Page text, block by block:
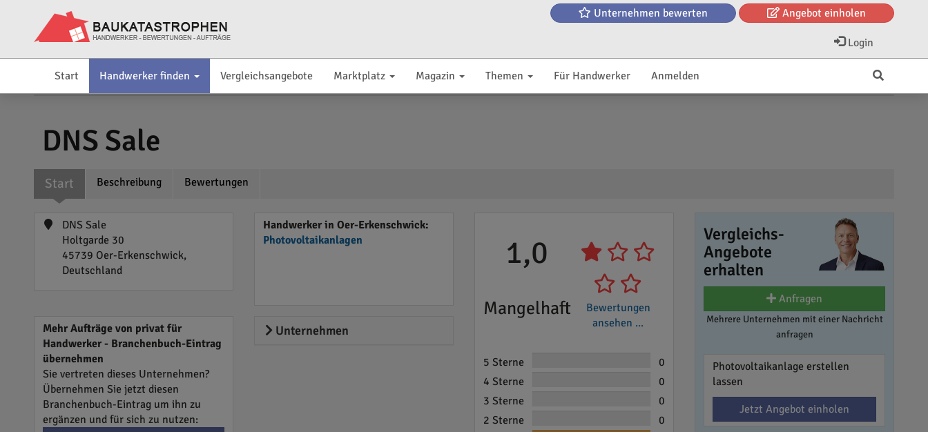
Unternehmen bewerten Angebot einholen
Login
Start Handwerker finden Vergleichsangebote Marktplatz Magazin Themen Für Handwerker Anmelden
DNS Sale
Start Beschreibung Bewertungen
DNS Sale
Holtgarde 30
45739 Oer-Erkenschwick,
Deutschland
Handwerker in Oer-Erkenschwick:
Photovoltaikanlagen
Mehr Aufträge von privat für
Handwerker - Branchenbuch-Eintrag
übernehmen
Sie vertreten dieses Unternehmen?
Übernehmen Sie jetzt diesen
Branchenbuch-Eintrag um ihn zu
ergänzen und für sich zu nutzen:
Unternehmen
1,0
Mangelhaft
Bewertungen
ansehen ...
5 Sterne
0
4 Sterne
0
3 Sterne
0
2 Sterne
0
Vergleichs-
Angebote
erhalten
Anfragen
Mehrere Unternehmen mit einer Nachricht
anfragen
Photovoltaikanlage erstellen
lassen
Jetzt Angebot einholen